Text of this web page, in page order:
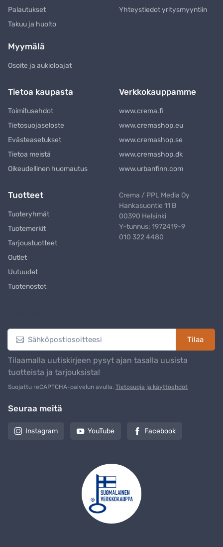
Palautukset
Takuu ja huolto
Yhteystiedot yritysmyyntiin
Myymälä
Osoite ja aukioloajat
Tietoa kaupasta
Toimitusehdot
Tietosuojaseloste
Evästeasetukset
Tietoa meistä
Oikeudellinen huomautus
Verkkokauppamme
www.crema.fi
www.cremashop.eu
www.cremashop.se
www.cremashop.dk
www.urbanfinn.com
Tuotteet
Tuoteryhmät
Tuotemerkit
Tarjoustuotteet
Outlet
Uutuudet
Tuotenostot
Crema / PPL Media Oy
Hankasuontie 11 B
00390 Helsinki
Y-tunnus: 1972419-9
010 322 4480
Tilaa
Tilaamalla uutiskirjeen pysyt ajan tasalla uusista
tuotteista ja tarjouksista!
Suojattu reCAPTCHA-palvelun avulla. Tietosuoja ja käyttöehdot
Seuraa meitä
Instagram YouTube Facebook